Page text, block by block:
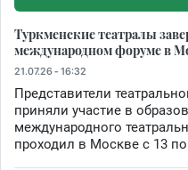
Туркменские театралы
международном форуме в
21.07.26 - 16:32
Представители
приняли участие в
международного
проходил в Москве с 13